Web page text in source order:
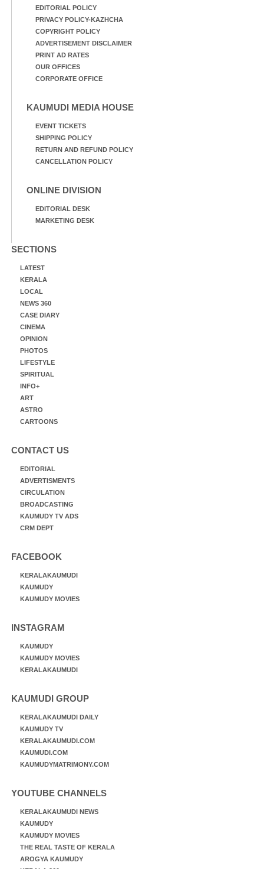
EDITORIAL POLICY
PRIVACY POLICY-KAZHCHA
COPYRIGHT POLICY
ADVERTISEMENT DISCLAIMER
PRINT AD RATES
OUR OFFICES
CORPORATE OFFICE
KAUMUDI MEDIA HOUSE
EVENT TICKETS
SHIPPING POLICY
RETURN AND REFUND POLICY
CANCELLATION POLICY
ONLINE DIVISION
EDITORIAL DESK
MARKETING DESK
SECTIONS
LATEST
KERALA
LOCAL
NEWS 360
CASE DIARY
CINEMA
OPINION
PHOTOS
LIFESTYLE
SPIRITUAL
INFO+
ART
ASTRO
CARTOONS
CONTACT US
EDITORIAL
ADVERTISMENTS
CIRCULATION
BROADCASTING
KAUMUDY TV ADS
CRM DEPT
FACEBOOK
KERALAKAUMUDI
KAUMUDY
KAUMUDY MOVIES
INSTAGRAM
KAUMUDY
KAUMUDY MOVIES
KERALAKAUMUDI
KAUMUDI GROUP
KERALAKAUMUDI DAILY
KAUMUDY TV
KERALAKAUMUDI.COM
KAUMUDI.COM
KAUMUDYMATRIMONY.COM
YOUTUBE CHANNELS
KERALAKAUMUDI NEWS
KAUMUDY
KAUMUDY MOVIES
THE REAL TASTE OF KERALA
AROGYA KAUMUDY